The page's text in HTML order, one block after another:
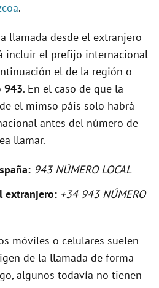
i
d
e
.
llamada desde el extranjero
incluir el prefijo internacional
el de la región o
943. En el caso de que la
el mimso páis solo habrá
antes del número de
llamar.
943 NÚMERO LOCAL
extranjero: +34 943 NÚMERO
móviles o celulares suelen
de la llamada de forma
algunos todavía no tienen